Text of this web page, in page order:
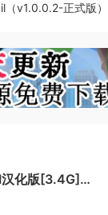
v1.0.0.2-正式版）
化版[3.4G]